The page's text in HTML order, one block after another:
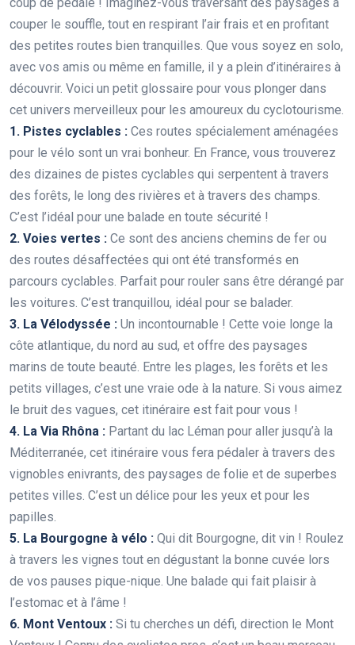
coup de pédale ! Imaginez-vous traversant des paysages à
couper le souffle, tout en respirant l’air frais et en profitant
des petites routes bien tranquilles. Que vous soyez en solo,
avec vos amis ou même en famille, il y a plein d’itinéraires à
découvrir. Voici un petit glossaire pour vous plonger dans
cet univers merveilleux pour les amoureux du cyclotourisme.
1. Pistes cyclables : Ces routes spécialement aménagées
pour le vélo sont un vrai bonheur. En France, vous trouverez
des dizaines de pistes cyclables qui serpentent à travers
des forêts, le long des rivières et à travers des champs.
C’est l’idéal pour une balade en toute sécurité !
2. Voies vertes : Ce sont des anciens chemins de fer ou
des routes désaffectées qui ont été transformés en
parcours cyclables. Parfait pour rouler sans être dérangé par
les voitures. C’est tranquillou, idéal pour se balader.
3. La Vélodyssée : Un incontournable ! Cette voie longe la
côte atlantique, du nord au sud, et offre des paysages
marins de toute beauté. Entre les plages, les forêts et les
petits villages, c’est une vraie ode à la nature. Si vous aimez
le bruit des vagues, cet itinéraire est fait pour vous !
4. La Via Rhôna : Partant du lac Léman pour aller jusqu’à la
Méditerranée, cet itinéraire vous fera pédaler à travers des
vignobles enivrants, des paysages de folie et de superbes
petites villes. C’est un délice pour les yeux et pour les
papilles.
5. La Bourgogne à vélo : Qui dit Bourgogne, dit vin ! Roulez
à travers les vignes tout en dégustant la bonne cuvée lors
de vos pauses pique-nique. Une balade qui fait plaisir à
l’estomac et à l’âme !
6. Mont Ventoux : Si tu cherches un défi, direction le Mont